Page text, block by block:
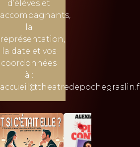
d’élèves et
accompagnants,
la
représentation,
la date et vos
coordonnées
à :